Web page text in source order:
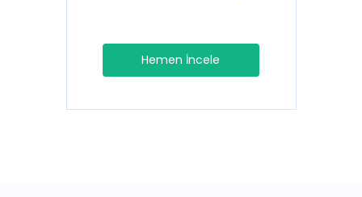
Hemen İncele